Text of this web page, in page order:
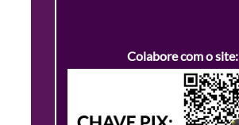
Colabore com o site: